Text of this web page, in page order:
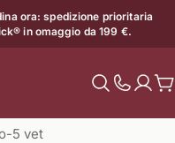
ora: spedizione prioritaria
in omaggio da 199 €.
il
5 vet